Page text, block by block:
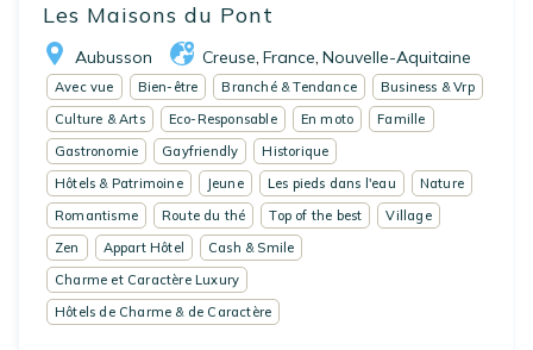
Les Maisons du Pont
Aubusson Creuse, France, Nouvelle-Aquitaine
Avec vue Bien-être Branché & Tendance
Business & Vrp
Culture & Arts
Eco-Responsable En moto
Famille
Gastronomie
Gayfriendly
Historique
Hôtels & Patrimoine
Jeune Les pieds dans l'eau
Nature
Romantisme
Route du thé Top of the best
Village
Zen
Appart Hôtel
Cash & Smile
Charme et Caractère Luxury
Hôtels de Charme & de Caractère